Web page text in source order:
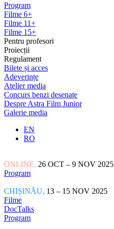
Program
Filme 6+
Filme 11+
Filme 15+
Pentru profesori
Proiecții
Regulament
Bilete și acces
Adeverințe
Atelier media
Concurs benzi desenate
Despre Astra Film Junior
Galerie media
EN
RO
ONLINE, 26 OCT – 9 NOV 2025
Program
CHIȘINĂU, 13 – 15 NOV 2025
Filme
DocTalks
Program